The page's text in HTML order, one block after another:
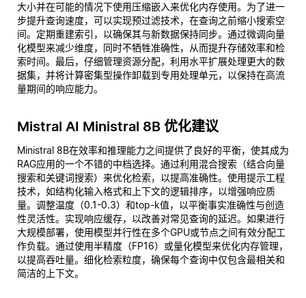
大小并在可能的情况下使用压缩嵌入来优化内存使用。为了进一
步提升查询速度，可以实现预过滤技术，在查询之前缩小搜索空
间。定期重建索引，以确保其与新数据保持同步。通过微调向量
化模型来减少维度，同时不牺牲准确性，从而提升存储效率和检
索时间。最后，仔细管理资源分配，利用水平扩展处理更大的数
据集，并将计算密集型操作卸载到专用处理单元，以保持在高流
量期间的响应能力。
Mistral AI Ministral 8B 优化建议
Ministral 8B在效率和推理能力之间提供了良好的平衡，使其成为
RAG应用的一个不错的中档选择。通过利用混合搜索（结合向量
搜索和关键词搜索）来优化检索，以提高准确性。使用提示工程
技术，如结构化输入格式和上下文的逻辑排序，以增强响应质
量。调整温度（0.1-0.3）和top-k值，以平衡事实准确性与创造
性灵活性。实现响应缓存，以改善对常见查询的延迟。如果进行
大规模部署，使用模型并行性在多个GPU或节点之间有效分配工
作负载。通过使用半精度（FP16）或量化模型来优化内存管理，
以提高吞吐量。细化检索粒度，确保每个查询中仅包含最相关和
简洁的上下文。